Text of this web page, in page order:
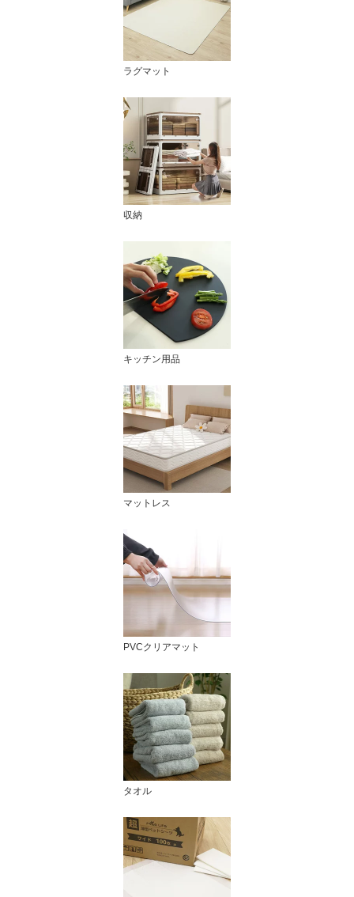
ラグマット
収納
キッチン用品
マットレス
PVCクリアマット
タオル